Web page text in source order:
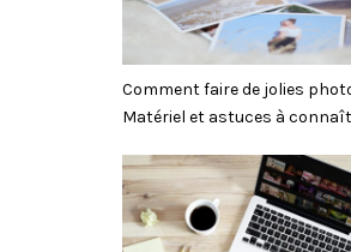
Comment faire de jolies
Matériel et astuces à